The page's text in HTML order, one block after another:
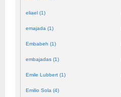
eliael (1)
emajada (1)
Embabeh (1)
embajadas (1)
Emile Lubbert (1)
Emilio Sola (4)